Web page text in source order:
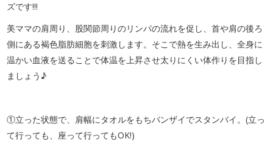
ズです!!!
美ママの肩周り、股関節周りのリンパの流れを促し、首や肩の後ろ
側にある褐色脂肪細胞を刺激します。そこで熱を生み出し、全身に
温かい血液を送ることで体温を上昇させ太りにくい体作りを目指し
ましょう♪
①立った状態で、肩幅にタオルをもちバンザイでスタンバイ。(立っ
て行っても、座って行ってもOK!)